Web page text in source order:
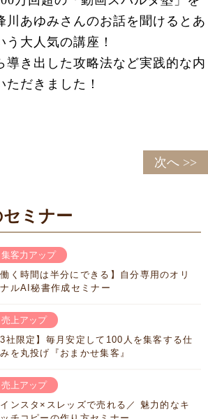
川あゆみさんのお話を聞けるとあ
大人気の講座！
導き出した攻略法など実践的な内
だきました！
次へ >>
ミナー
集客力アップ
働く時間は半分にできる】自分専用のオリ
ルAI秘書作成セミナー
売上アップ
3社限定】毎月安定して100人を集客する仕
を丸投げ『おまかせ集客』
売上アップ
ンスタ×スレッズで売れる／ 魅力的なキ